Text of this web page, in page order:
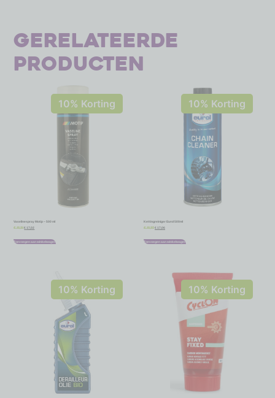
Gerelateerde
producten
10% Korting
Vaselinespray Motip – 500 ml
€ 18,91 € 17,02
Toevoegen aan winkelwagen
10% Korting
Kettingreiniger Eurol 500ml
€ 18,95 € 17,06
Toevoegen aan winkelwagen
10% Korting 10% Korting